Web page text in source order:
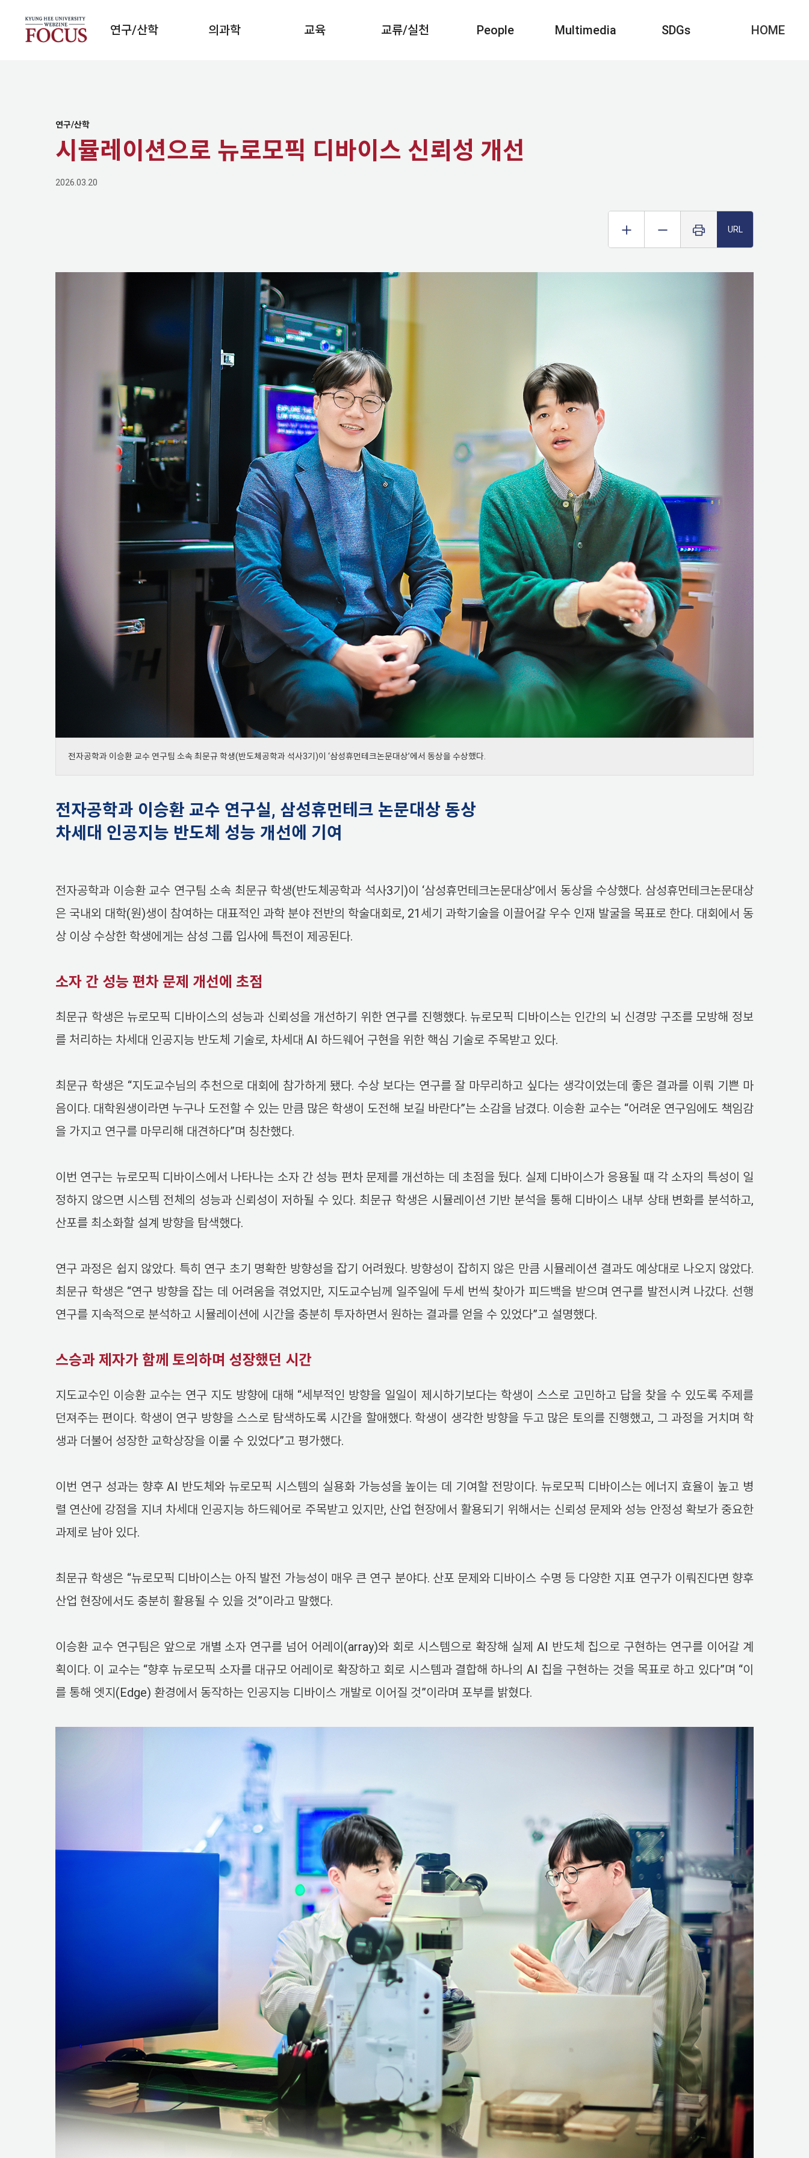
연구/산학 의과학 교육 교류/실천 People Multimedia SDGs HOME
연구/산학
시뮬레이션으로 뉴로모픽 디바이스 신뢰성 개선
2026.03.20
URL
전자공학과 이승환 교수 연구팀 소속 최문규 학생(반도체공학과 석사3기)이 ‘삼성휴먼테크논문대상’에서 동상을 수상했다.
전자공학과 이승환 교수 연구실, 삼성휴먼테크 논문대상 동상
차세대 인공지능 반도체 성능 개선에 기여
전자공학과 이승환 교수 연구팀 소속 최문규 학생(반도체공학과 석사3기)이 ‘삼성휴먼테크논문대상’에서 동상을 수상했다. 삼성휴먼테크논문대상
은 국내외 대학(원)생이 참여하는 대표적인 과학 분야 전반의 학술대회로, 21세기 과학기술을 이끌어갈 우수 인재 발굴을 목표로 한다. 대회에서 동
상 이상 수상한 학생에게는 삼성 그룹 입사에 특전이 제공된다.
소자 간 성능 편차 문제 개선에 초점
최문규 학생은 뉴로모픽 디바이스의 성능과 신뢰성을 개선하기 위한 연구를 진행했다. 뉴로모픽 디바이스는 인간의 뇌 신경망 구조를 모방해 정보
를 처리하는 차세대 인공지능 반도체 기술로, 차세대 AI 하드웨어 구현을 위한 핵심 기술로 주목받고 있다.
최문규 학생은 “지도교수님의 추천으로 대회에 참가하게 됐다. 수상 보다는 연구를 잘 마무리하고 싶다는 생각이었는데 좋은 결과를 이뤄 기쁜 마
음이다. 대학원생이라면 누구나 도전할 수 있는 만큼 많은 학생이 도전해 보길 바란다”는 소감을 남겼다. 이승환 교수는 “어려운 연구임에도 책임감
을 가지고 연구를 마무리해 대견하다”며 칭찬했다.
이번 연구는 뉴로모픽 디바이스에서 나타나는 소자 간 성능 편차 문제를 개선하는 데 초점을 뒀다. 실제 디바이스가 응용될 때 각 소자의 특성이 일
정하지 않으면 시스템 전체의 성능과 신뢰성이 저하될 수 있다. 최문규 학생은 시뮬레이션 기반 분석을 통해 디바이스 내부 상태 변화를 분석하고,
산포를 최소화할 설계 방향을 탐색했다.
연구 과정은 쉽지 않았다. 특히 연구 초기 명확한 방향성을 잡기 어려웠다. 방향성이 잡히지 않은 만큼 시뮬레이션 결과도 예상대로 나오지 않았다.
최문규 학생은 “연구 방향을 잡는 데 어려움을 겪었지만, 지도교수님께 일주일에 두세 번씩 찾아가 피드백을 받으며 연구를 발전시켜 나갔다. 선행
연구를 지속적으로 분석하고 시뮬레이션에 시간을 충분히 투자하면서 원하는 결과를 얻을 수 있었다”고 설명했다.
스승과 제자가 함께 토의하며 성장했던 시간
지도교수인 이승환 교수는 연구 지도 방향에 대해 “세부적인 방향을 일일이 제시하기보다는 학생이 스스로 고민하고 답을 찾을 수 있도록 주제를
던져주는 편이다. 학생이 연구 방향을 스스로 탐색하도록 시간을 할애했다. 학생이 생각한 방향을 두고 많은 토의를 진행했고, 그 과정을 거치며 학
생과 더불어 성장한 교학상장을 이룰 수 있었다”고 평가했다.
이번 연구 성과는 향후 AI 반도체와 뉴로모픽 시스템의 실용화 가능성을 높이는 데 기여할 전망이다. 뉴로모픽 디바이스는 에너지 효율이 높고 병
렬 연산에 강점을 지녀 차세대 인공지능 하드웨어로 주목받고 있지만, 산업 현장에서 활용되기 위해서는 신뢰성 문제와 성능 안정성 확보가 중요한
과제로 남아 있다.
최문규 학생은 “뉴로모픽 디바이스는 아직 발전 가능성이 매우 큰 연구 분야다. 산포 문제와 디바이스 수명 등 다양한 지표 연구가 이뤄진다면 향후
산업 현장에서도 충분히 활용될 수 있을 것”이라고 말했다.
이승환 교수 연구팀은 앞으로 개별 소자 연구를 넘어 어레이(array)와 회로 시스템으로 확장해 실제 AI 반도체 칩으로 구현하는 연구를 이어갈 계
획이다. 이 교수는 “향후 뉴로모픽 소자를 대규모 어레이로 확장하고 회로 시스템과 결합해 하나의 AI 칩을 구현하는 것을 목표로 하고 있다”며 “이
를 통해 엣지(Edge) 환경에서 동작하는 인공지능 디바이스 개발로 이어질 것”이라며 포부를 밝혔다.